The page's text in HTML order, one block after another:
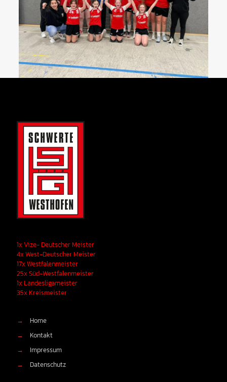
1x Vize- Deutscher Meister
4x West-Deutscher Meister
17x Westfalenmeister
25x Süd-Westfalenmeister
1x Landesligameister
35x Kreismeister
→
Home
→
Kontakt
→
Impressum
→
Datenschutz